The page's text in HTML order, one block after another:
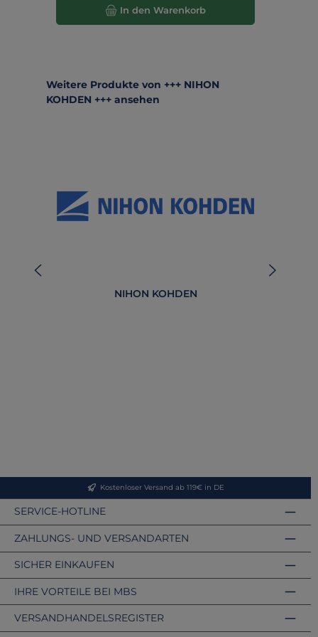
In den Warenkorb
Produktgalerie überspringen
Weitere Produkte von +++ NIHON
KOHDEN +++ ansehen
NIHON KOHDEN
Kostenloser Versand ab 119€ in DE
SERVICE-HOTLINE
ZAHLUNGS- UND VERSANDARTEN
VERSANDHANDELSREGISTER
SICHER EINKAUFEN
IHRE VORTEILE BEI MBS